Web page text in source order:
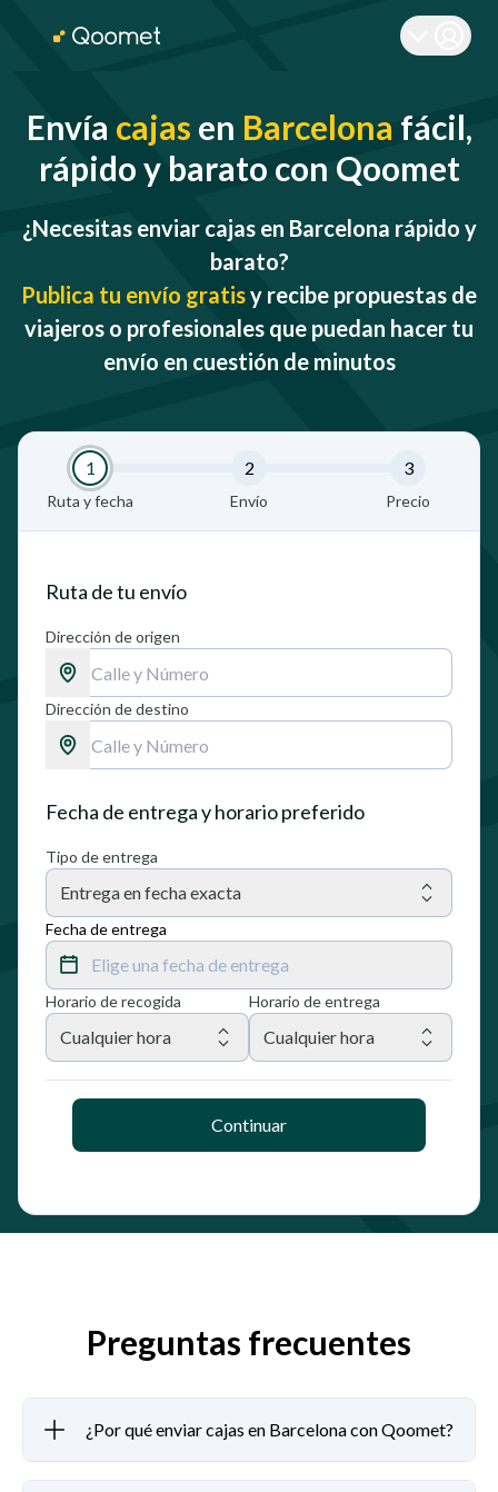
Envía cajas en Barcelona fácil,
rápido y barato con Qoomet
¿Necesitas enviar cajas en Barcelona rápido y
barato?
Publica tu envío gratisy recibe propuestas de
viajeros o profesionales que puedan hacer tu
envío en cuestión de minutos
1
Ruta y fecha
2
Envío
3
Precio
Ruta de tu envío
Dirección de origen
Dirección de destino
Fecha de entrega y horario preferido
Tipo de entrega
Entrega en fecha exacta
Fecha de entrega
Elige una fecha de entrega
Horario de recogida
Cualquier hora
Horario de entrega
Cualquier hora
Continuar
Preguntas frecuentes
¿Por qué enviar cajas en Barcelona con Qoomet?